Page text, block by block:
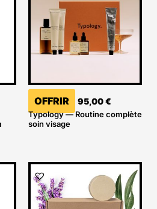
OFFRIR 95,00€
Typology — Routine complète
soin visage